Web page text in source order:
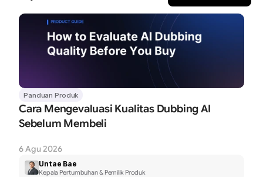
Panduan Produk
Cara Mengevaluasi Kualitas Dubbing AI
Sebelum Membeli
6 Agu 2026
Untae Bae
Kepala Pertumbuhan & Pemilik Produk